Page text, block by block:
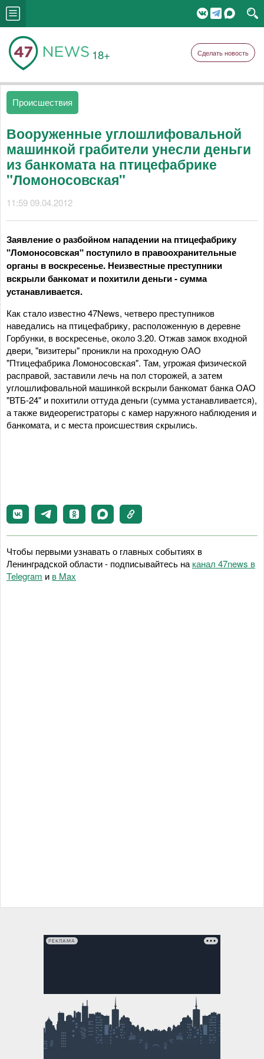
18+ Сделать новость
Происшествия
Вооруженные углошлифовальной
машинкой грабители унесли деньги
из банкомата на птицефабрике
"Ломоносовская"
11:59 09.04.2012
Заявление о разбойном нападении на птицефабрику
"Ломоносовская" поступило в правоохранительные
органы в воскресенье. Неизвестные преступники
вскрыли банкомат и похитили деньги - сумма
устанавливается.
Как стало известно 47News, четверо преступников
наведались на птицефабрику, расположенную в деревне
Горбунки, в воскресенье, около 3.20. Отжав замок входной
двери, "визитеры" проникли на проходную ОАО
"Птицефабрика Ломоносовская". Там, угрожая физической
расправой, заставили лечь на пол сторожей, а затем
углошлифовальной машинкой вскрыли банкомат банка ОАО
"ВТБ-24" и похитили оттуда деньги (сумма устанавливается),
а также видеорегистраторы с камер наружного наблюдения и
банкомата, и с места происшествия скрылись.
Чтобы первыми узнавать о главных событиях в
Ленинградской области - подписывайтесь на канал 47news в
Telegram и в Maх
РЕКЛАМА